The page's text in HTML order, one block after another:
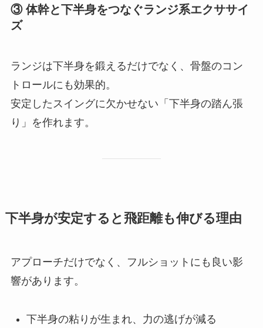
③ 体幹と下半身をつなぐランジ系エクササイ
ズ
ランジは下半身を鍛えるだけでなく、骨盤のコン
トロールにも効果的。
安定したスイングに欠かせない「下半身の踏ん張
り」を作れます。
下半身が安定すると飛距離も伸びる理由
アプローチだけでなく、フルショットにも良い影
響があります。
下半身の粘りが生まれ、力の逃げが減る